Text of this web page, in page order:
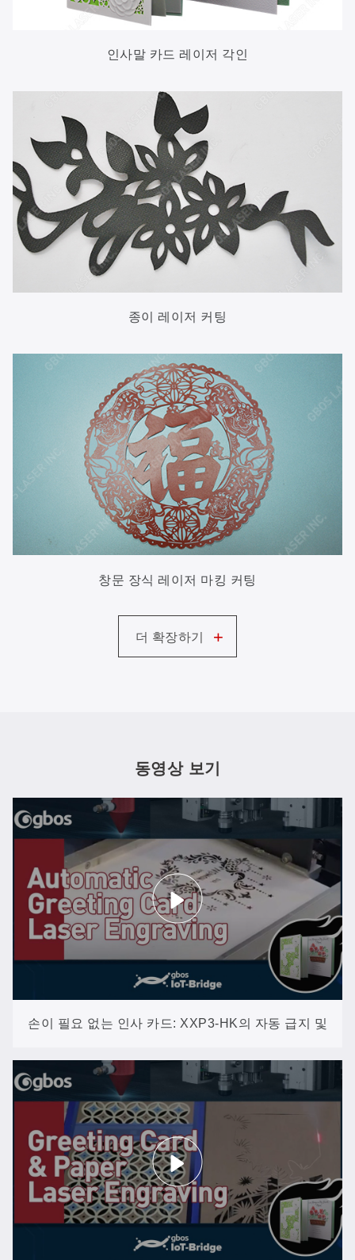
인사말 카드 레이저 각인
종이 레이저 커팅
창문 장식 레이저 마킹 커팅
더 확장하기 +
동영상 보기
손이 필요 없는 인사 카드: XXP3-HK의 자동 급지 및
수거 기능